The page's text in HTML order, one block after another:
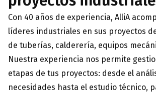
Con 40 años de experiencia, AlliA
líderes industriales en sus proyectos
de tuberías, calderería, equipos
Nuestra experiencia nos permite
etapas de tus proyectos: desde el
necesidades hasta el estudio técnico,